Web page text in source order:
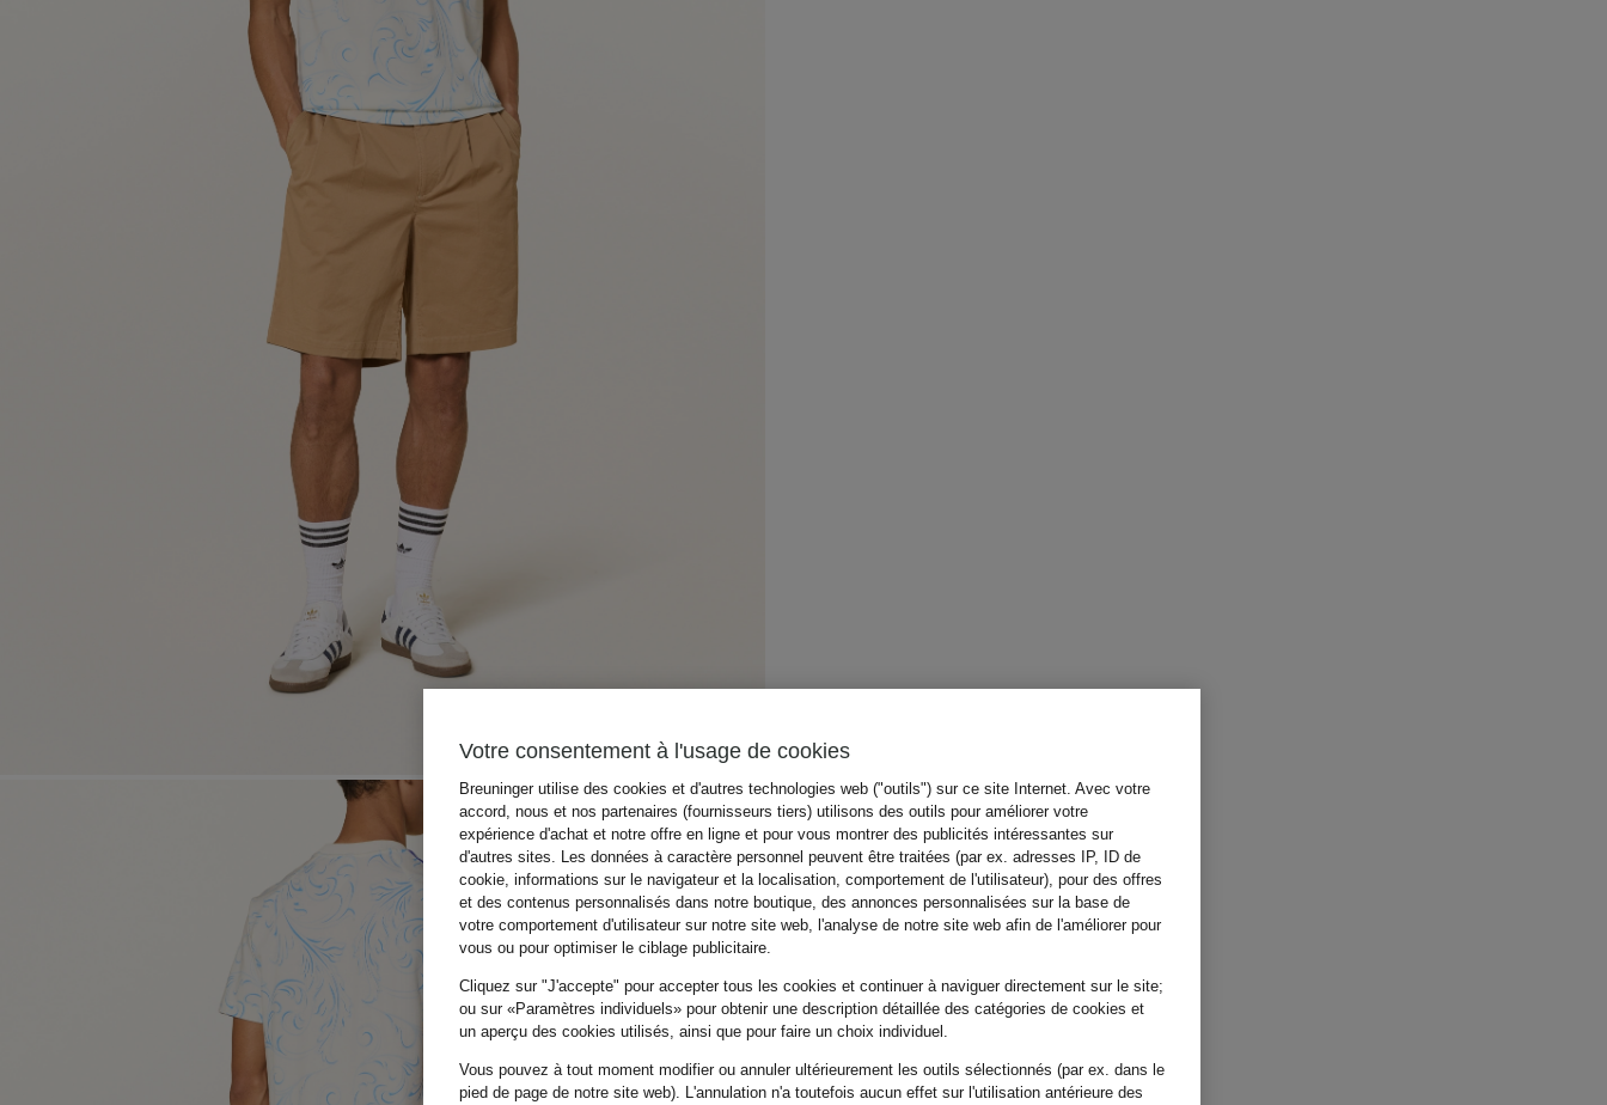
Votre consentement à l'usage de cookies
Breuninger utilise des cookies et d'autres technologies web ("outils") sur ce site Internet. Avec votre
accord, nous et nos partenaires (fournisseurs tiers) utilisons des outils pour améliorer votre
expérience d'achat et notre offre en ligne et pour vous montrer des publicités intéressantes sur
d'autres sites. Les données à caractère personnel peuvent être traitées (par ex. adresses IP, ID de
cookie, informations sur le navigateur et la localisation, comportement de l'utilisateur), pour des offres
et des contenus personnalisés dans notre boutique, des annonces personnalisées sur la base de
votre comportement d'utilisateur sur notre site web, l'analyse de notre site web afin de l'améliorer pour
vous ou pour optimiser le ciblage publicitaire.
Cliquez sur "J'accepte" pour accepter tous les cookies et continuer à naviguer directement sur le site;
ou sur «Paramètres individuels» pour obtenir une description détaillée des catégories de cookies et
un aperçu des cookies utilisés, ainsi que pour faire un choix individuel.
Vous pouvez à tout moment modifier ou annuler ultérieurement les outils sélectionnés (par ex. dans le
pied de page de notre site web). L'annulation n'a toutefois aucun effet sur l'utilisation antérieure des